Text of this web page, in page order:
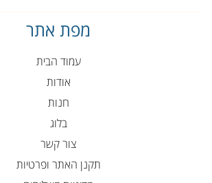
מפת אתר
עמוד הבית
אודות
חנות
בלוג
צור קשר
תקנן האתר ופרטיות